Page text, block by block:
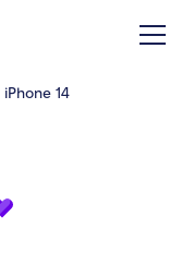
iPhone 14